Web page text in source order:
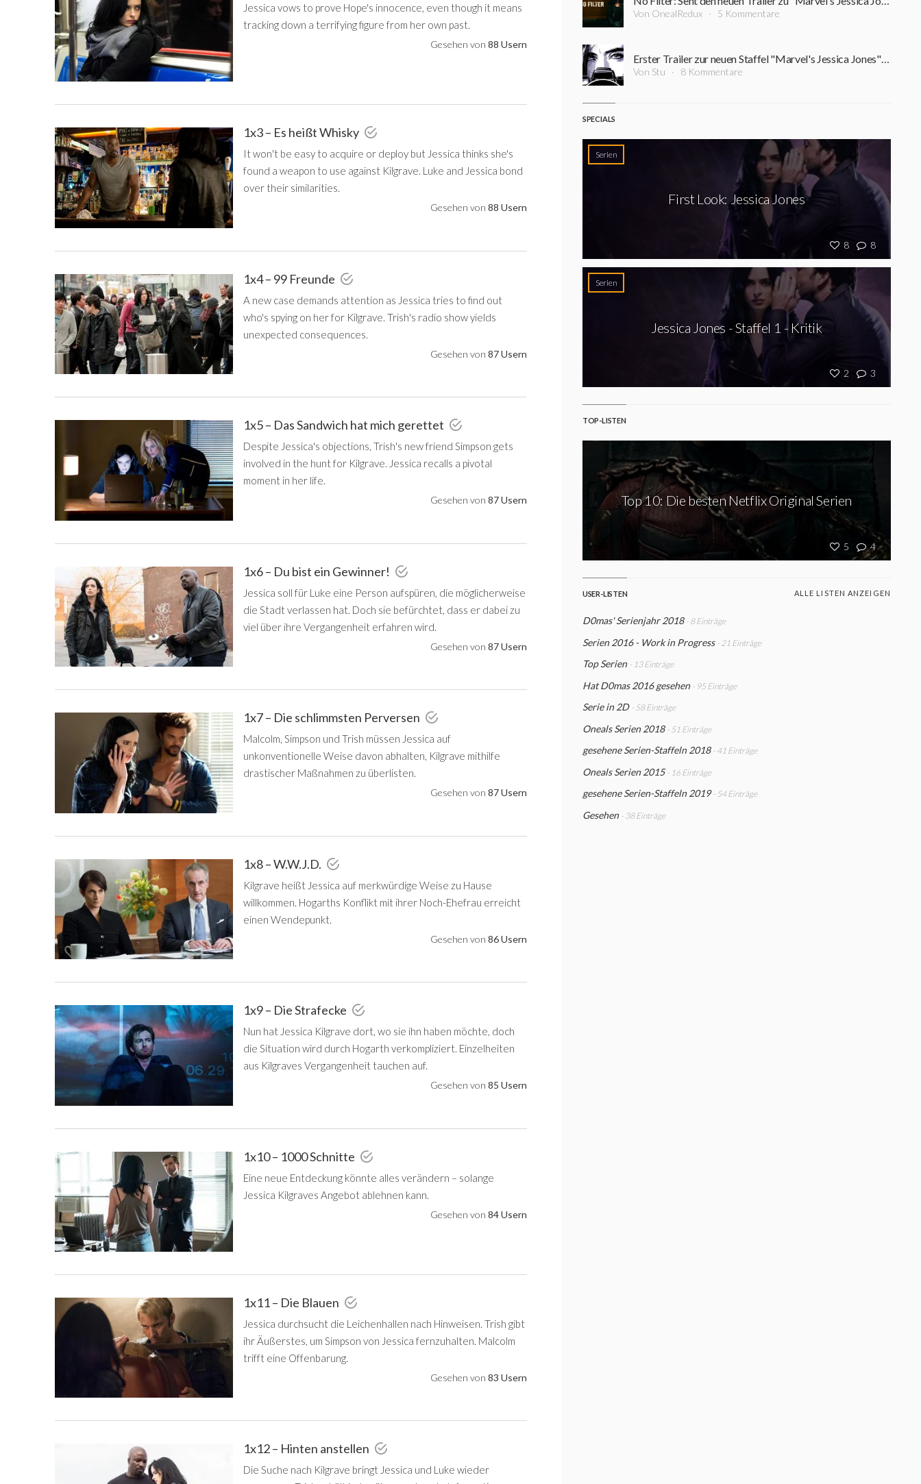
Jessica vows to prove Hope's innocence, even though it means
tracking down a terrifying figure from her own past.
Gesehen von 88 Usern
1x3 – Es heißt Whisky
It won't be easy to acquire or deploy but Jessica thinks she's
found a weapon to use against Kilgrave. Luke and Jessica bond
over their similarities.
Gesehen von 88 Usern
1x4 – 99 Freunde
A new case demands attention as Jessica tries to find out
who's spying on her for Kilgrave. Trish's radio show yields
unexpected consequences.
Gesehen von 87 Usern
1x5 – Das Sandwich hat mich gerettet
Despite Jessica's objections, Trish's new friend Simpson gets
involved in the hunt for Kilgrave. Jessica recalls a pivotal
moment in her life.
Gesehen von 87 Usern
1x6 – Du bist ein Gewinner!
Jessica soll für Luke eine Person aufspüren, die möglicherweise
die Stadt verlassen hat. Doch sie befürchtet, dass er dabei zu
viel über ihre Vergangenheit erfahren wird.
Gesehen von 87 Usern
1x7 – Die schlimmsten Perversen
Malcolm, Simpson und Trish müssen Jessica auf
unkonventionelle Weise davon abhalten, Kilgrave mithilfe
drastischer Maßnahmen zu überlisten.
Gesehen von 87 Usern
1x8 – W.W.J.D.
Kilgrave heißt Jessica auf merkwürdige Weise zu Hause
willkommen. Hogarths Konflikt mit ihrer Noch-Ehefrau erreicht
einen Wendepunkt.
Gesehen von 86 Usern
1x9 – Die Strafecke
Nun hat Jessica Kilgrave dort, wo sie ihn haben möchte, doch
die Situation wird durch Hogarth verkompliziert. Einzelheiten
aus Kilgraves Vergangenheit tauchen auf.
Gesehen von 85 Usern
1x10 – 1000 Schnitte
Eine neue Entdeckung könnte alles verändern – solange
Jessica Kilgraves Angebot ablehnen kann.
Gesehen von 84 Usern
1x11 – Die Blauen
Jessica durchsucht die Leichenhallen nach Hinweisen. Trish gibt
ihr Äußerstes, um Simpson von Jessica fernzuhalten. Malcolm
trifft eine Offenbarung.
Gesehen von 83 Usern
1x12 – Hinten anstellen
Die Suche nach Kilgrave bringt Jessica und Luke wieder
Von OnealRedux 5 Kommentare
Erster Trailer zur neuen Staffel "Marvel's Jessica Jones" zeigt die Heldin wieder im Einsatz
Von Stu 8 Kommentare
SPECIALS
Serien
8 8
First Look: Jessica Jones
Serien
2 3
Jessica Jones - Staffel 1 - Kritik
TOP-LISTEN
5 4
Top 10: Die besten Netflix Original Serien
USER-LISTEN ALLE LISTEN ANZEIGEN
D0mas' Serienjahr 2018 - 8 Einträge
Serien 2016 - Work in Progress - 21 Einträge
Top Serien - 13 Einträge
Hat D0mas 2016 gesehen - 95 Einträge
Serie in 2D - 58 Einträge
Oneals Serien 2018 - 51 Einträge
gesehene Serien-Staffeln 2018 - 41 Einträge
Oneals Serien 2015 - 16 Einträge
gesehene Serien-Staffeln 2019 - 54 Einträge
Gesehen - 38 Einträge